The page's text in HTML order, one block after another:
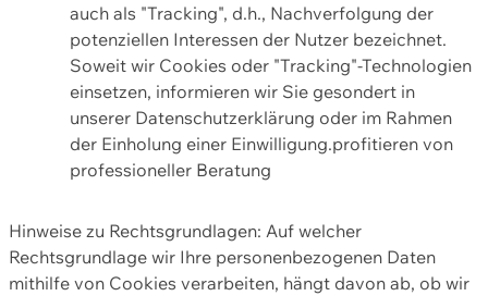
auch als "Tracking", d.h., Nachverfolgung der
potenziellen Interessen der Nutzer bezeichnet.
Soweit wir Cookies oder "Tracking"-Technologien
einsetzen, informieren wir Sie gesondert in
unserer Datenschutzerklärung oder im Rahmen
der Einholung einer Einwilligung.profitieren von
professioneller Beratung
Hinweise zu Rechtsgrundlagen: Auf welcher
Rechtsgrundlage wir Ihre personenbezogenen Daten
mithilfe von Cookies verarbeiten, hängt davon ab, ob wir